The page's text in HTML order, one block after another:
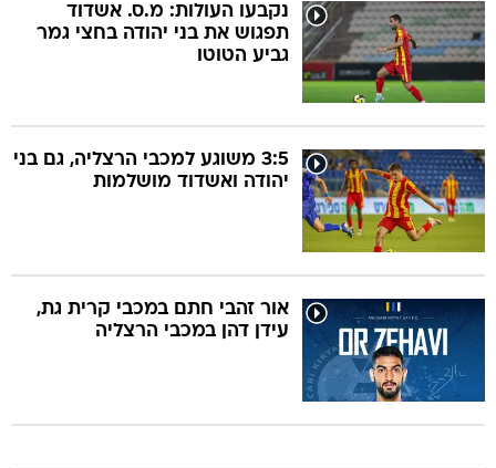
נקבעו העולות: מ.ס. אשדוד
תפגוש את בני יהודה בחצי גמר
גביע הטוטו
3:5 משוגע למכבי הרצליה, גם בני
יהודה ואשדוד מושלמות
אור זהבי חתם במכבי קרית גת,
עידן דהן במכבי הרצליה